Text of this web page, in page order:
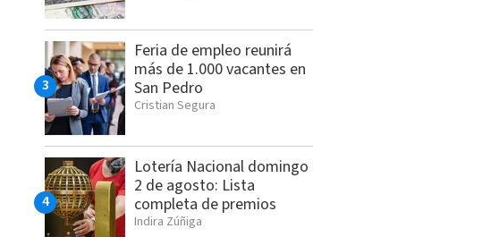
Feria de empleo reunirá
más de 1.000 vacantes en
San Pedro
Cristian Segura
Lotería Nacional domingo
2 de agosto: Lista
completa de premios
Indira Zúñiga